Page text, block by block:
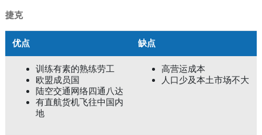
捷克
优点 缺点
训练有素的熟练劳工
欧盟成员国
陆空交通网络四通八达
有直航货机飞往中国内
地
高营运成本
人口少及本土市场不大